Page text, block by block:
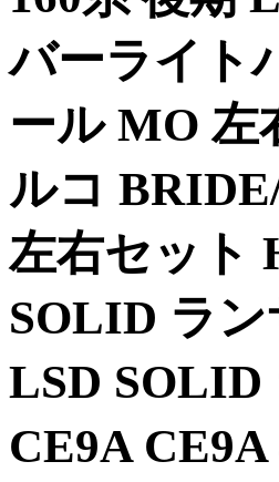
バーライト
ール MO 左
ルコ
左右セット
SOLID ラ
LSD SOLID
CE9A